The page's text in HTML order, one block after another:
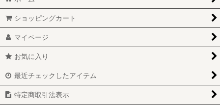
ショッピングカート
マイページ
お気に入り
最近チェックしたアイテム
特定商取引法表示